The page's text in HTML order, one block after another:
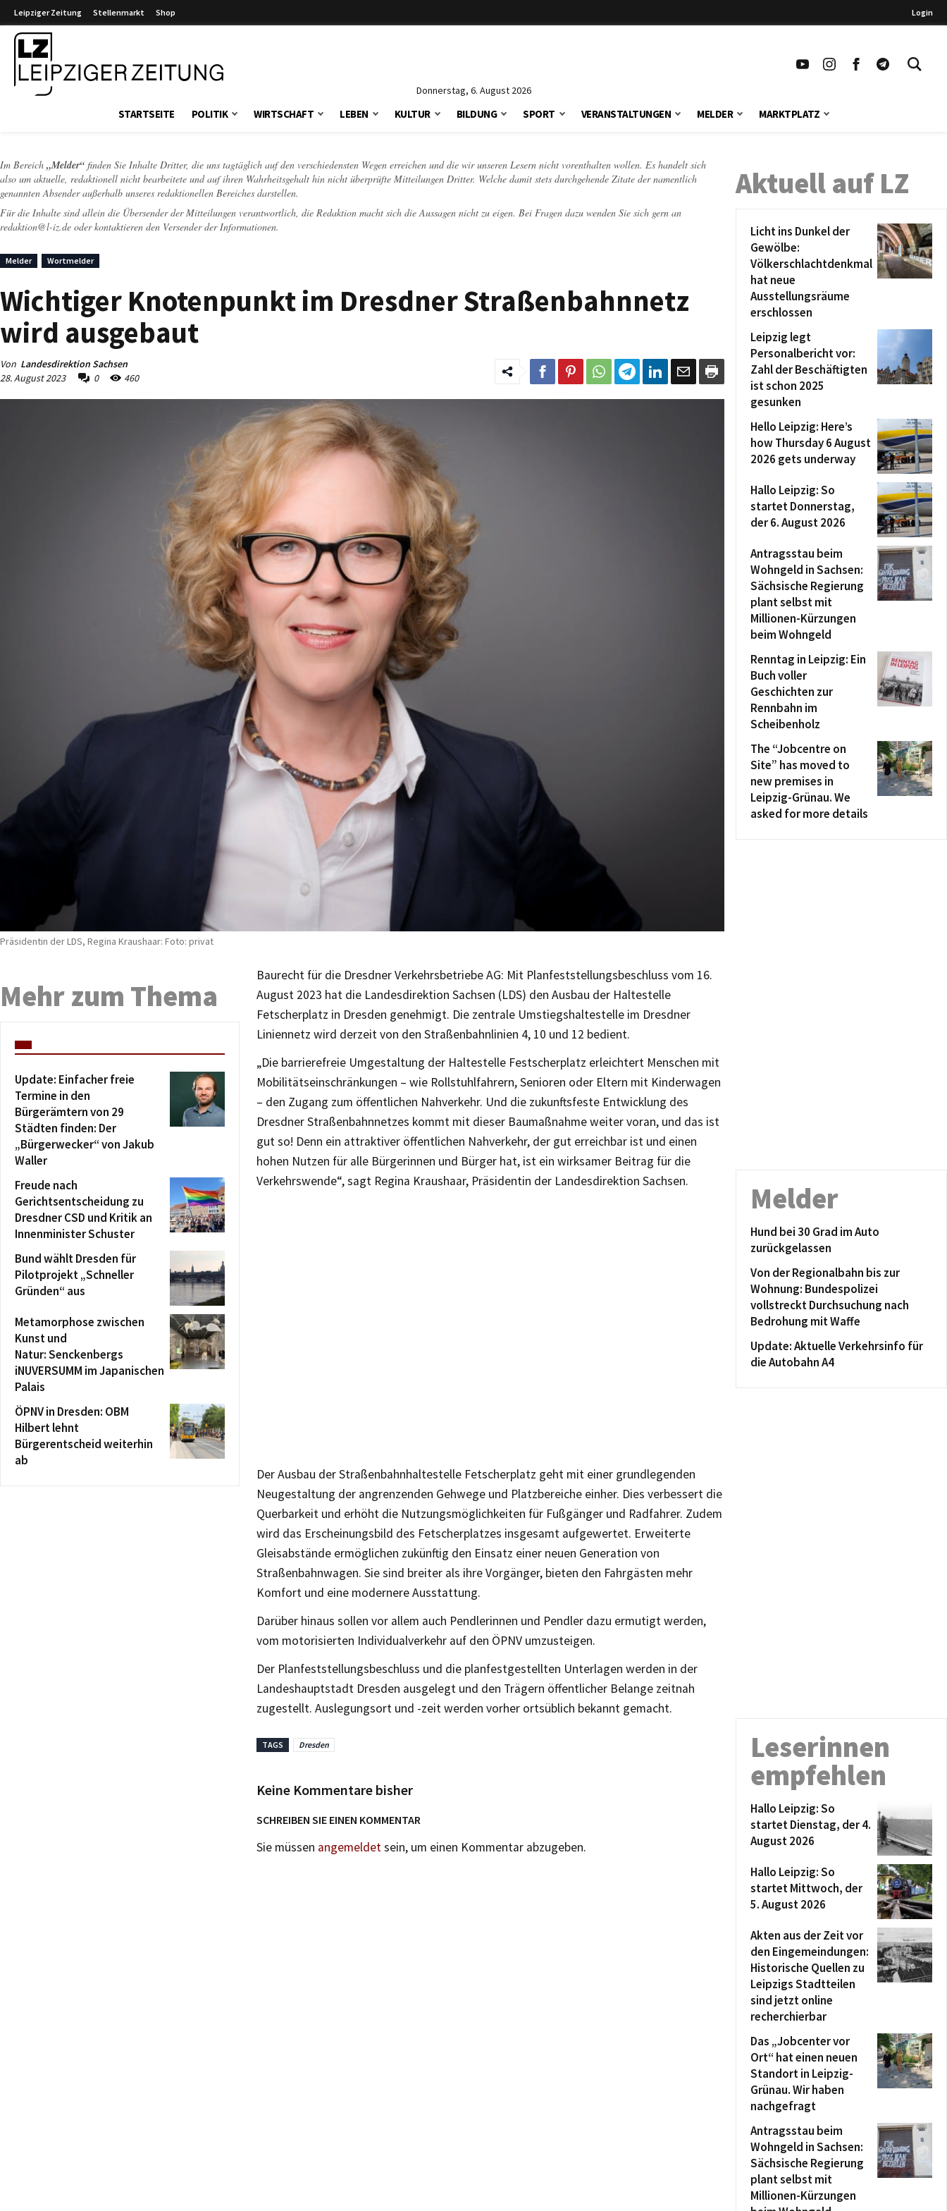
Leipziger Zeitung Stellenmarkt Shop Login
Donnerstag, 6. August 2026
STARTSEITE POLITIK WIRTSCHAFT LEBEN KULTUR BILDUNG SPORT VERANSTALTUNGEN MELDER MARKTPLATZ
Im Bereich „Melder“ finden Sie Inhalte Dritter, die uns tagtäglich auf den verschiedensten Wegen erreichen und die wir unseren Lesern nicht vorenthalten wollen. Es handelt sich
also um aktuelle, redaktionell nicht bearbeitete und auf ihren Wahrheitsgehalt hin nicht überprüfte Mitteilungen Dritter. Welche damit stets durchgehende Zitate der namentlich
genannten Absender außerhalb unseres redaktionellen Bereiches darstellen.
Für die Inhalte sind allein die Übersender der Mitteilungen verantwortlich, die Redaktion macht sich die Aussagen nicht zu eigen. Bei Fragen dazu wenden Sie sich gern an
redaktion@l-iz.de oder kontaktieren den Versender der Informationen.
Melder Wortmelder
Wichtiger Knotenpunkt im Dresdner Straßenbahnnetz
wird ausgebaut
Von Landesdirektion Sachsen
28. August 2023
0 460
Präsidentin der LDS, Regina Kraushaar: Foto: privat
Baurecht für die Dresdner Verkehrsbetriebe AG: Mit Planfeststellungsbeschluss vom 16.
August 2023 hat die Landesdirektion Sachsen (LDS) den Ausbau der Haltestelle
Fetscherplatz in Dresden genehmigt. Die zentrale Umstiegshaltestelle im Dresdner
Liniennetz wird derzeit von den Straßenbahnlinien 4, 10 und 12 bedient.
„Die barrierefreie Umgestaltung der Haltestelle Festscherplatz erleichtert Menschen mit
Mobilitätseinschränkungen – wie Rollstuhlfahrern, Senioren oder Eltern mit Kinderwagen
– den Zugang zum öffentlichen Nahverkehr. Und die zukunftsfeste Entwicklung des
Dresdner Straßenbahnnetzes kommt mit dieser Baumaßnahme weiter voran, und das ist
gut so! Denn ein attraktiver öffentlichen Nahverkehr, der gut erreichbar ist und einen
hohen Nutzen für alle Bürgerinnen und Bürger hat, ist ein wirksamer Beitrag für die
Verkehrswende“, sagt Regina Kraushaar, Präsidentin der Landesdirektion Sachsen.
Der Ausbau der Straßenbahnhaltestelle Fetscherplatz geht mit einer grundlegenden
Neugestaltung der angrenzenden Gehwege und Platzbereiche einher. Dies verbessert die
Querbarkeit und erhöht die Nutzungsmöglichkeiten für Fußgänger und Radfahrer. Zudem
wird das Erscheinungsbild des Fetscherplatzes insgesamt aufgewertet. Erweiterte
Gleisabstände ermöglichen zukünftig den Einsatz einer neuen Generation von
Straßenbahnwagen. Sie sind breiter als ihre Vorgänger, bieten den Fahrgästen mehr
Komfort und eine modernere Ausstattung.
Darüber hinaus sollen vor allem auch Pendlerinnen und Pendler dazu ermutigt werden,
vom motorisierten Individualverkehr auf den ÖPNV umzusteigen.
Der Planfeststellungsbeschluss und die planfestgestellten Unterlagen werden in der
Landeshauptstadt Dresden ausgelegt und den Trägern öffentlicher Belange zeitnah
zugestellt. Auslegungsort und -zeit werden vorher ortsüblich bekannt gemacht.
TAGS Dresden
Keine Kommentare bisher
SCHREIBEN SIE EINEN KOMMENTAR
Sie müssen angemeldetsein, um einen Kommentar abzugeben.
Mehr zum Thema
Update: Einfacher freie
Termine in den
Bürgerämtern von 29
Städten finden: Der
„Bürgerwecker“ von Jakub
Waller
Freude nach
Gerichtsentscheidung zu
Dresdner CSD und Kritik an
Innenminister Schuster
Bund wählt Dresden für
Pilotprojekt „Schneller
Gründen“ aus
Metamorphose zwischen
Kunst und
Natur: Senckenbergs
iNUVERSUMM im Japanischen
Palais
ÖPNV in Dresden: OBM
Hilbert lehnt
Bürgerentscheid weiterhin
ab
Aktuell auf LZ
Licht ins Dunkel der
Gewölbe:
Völkerschlachtdenkmal
hat neue
Ausstellungsräume
erschlossen
Leipzig legt
Personalbericht vor:
Zahl der Beschäftigten
ist schon 2025
gesunken
Hello Leipzig: Here’s
how Thursday 6 August
2026 gets underway
Hallo Leipzig: So
startet Donnerstag,
der 6. August 2026
Antragsstau beim
Wohngeld in Sachsen:
Sächsische Regierung
plant selbst mit
Millionen-Kürzungen
beim Wohngeld
Renntag in Leipzig: Ein
Buch voller
Geschichten zur
Rennbahn im
Scheibenholz
The “Jobcentre on
Site” has moved to
new premises in
Leipzig-Grünau. We
asked for more details
Melder
Hund bei 30 Grad im Auto
zurückgelassen
Von der Regionalbahn bis zur
Wohnung: Bundespolizei
vollstreckt Durchsuchung nach
Bedrohung mit Waffe
Update: Aktuelle Verkehrsinfo für
die Autobahn A4
Leserinnen
empfehlen
Hallo Leipzig: So
startet Dienstag, der 4.
August 2026
Hallo Leipzig: So
startet Mittwoch, der
5. August 2026
Akten aus der Zeit vor
den Eingemeindungen:
Historische Quellen zu
Leipzigs Stadtteilen
sind jetzt online
recherchierbar
Das „Jobcenter vor
Ort“ hat einen neuen
Standort in Leipzig-
Grünau. Wir haben
nachgefragt
Antragsstau beim
Wohngeld in Sachsen:
Sächsische Regierung
plant selbst mit
Millionen-Kürzungen